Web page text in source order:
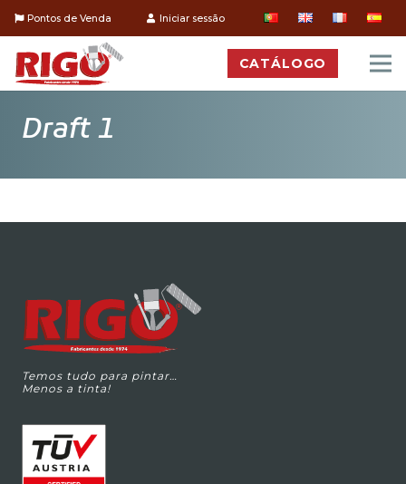
Pontos de Venda Iniciar sessão
CATÁLOGO
Draft 1
Temos tudo para pintar…
Menos a tinta!